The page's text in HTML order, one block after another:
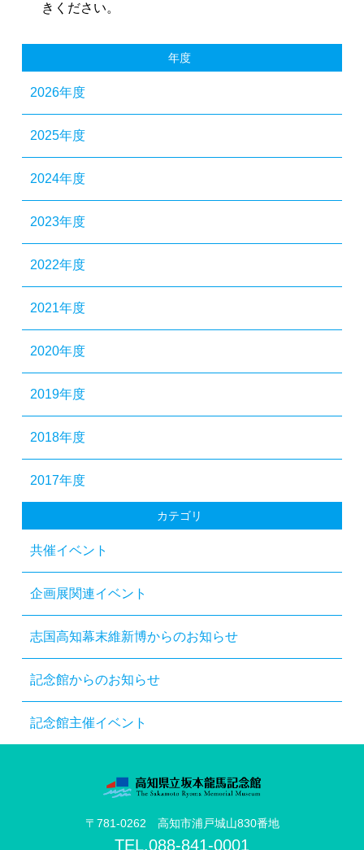
きください。
年度
2026年度
2025年度
2024年度
2023年度
2022年度
2021年度
2020年度
2019年度
2018年度
2017年度
カテゴリ
共催イベント
企画展関連イベント
志国高知幕末維新博からのお知らせ
記念館からのお知らせ
記念館主催イベント
〒781-0262 高知市浦戸城山830番地
TEL.088-841-0001